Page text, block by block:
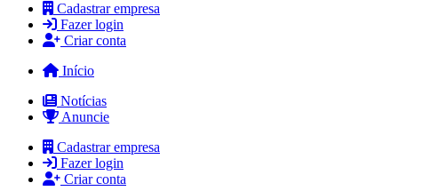
Cadastrar empresa
Fazer login
Criar conta
Início
Notícias
Anuncie
Cadastrar empresa
Fazer login
Criar conta